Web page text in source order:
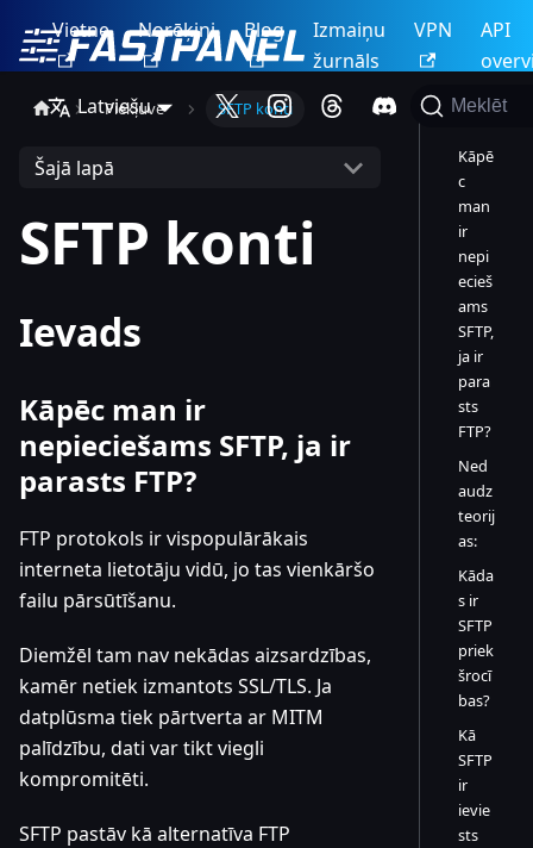
Vietne Norēķini Blog
Izmaiņu
žurnāls
VPN
API
Latviešu
Meklēt
Piekļuve SFTP konti
Šajā lapā
SFTP konti
Ievads
Kāpēc man ir
nepieciešams SFTP, ja ir
parasts FTP?
FTP protokols ir vispopulārākais
interneta lietotāju vidū, jo tas vienkāršo
failu pārsūtīšanu.
Diemžēl tam nav nekādas aizsardzības,
kamēr netiek izmantots SSL/TLS. Ja
datplūsma tiek pārtverta ar MITM
palīdzību, dati var tikt viegli
kompromitēti.
SFTP pastāv kā alternatīva FTP
Ievads
Kāpē
c
man
ir
nepi
ecieš
ams
SFTP,
ja ir
para
sts
FTP?
Ned
audz
teorij
as:
Kāda
s ir
SFTP
priek
šrocī
bas?
Kā
SFTP
ir
ievie
sts